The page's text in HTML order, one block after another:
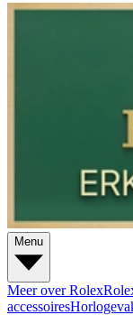
Menu
Meer over Rolex
accessoires